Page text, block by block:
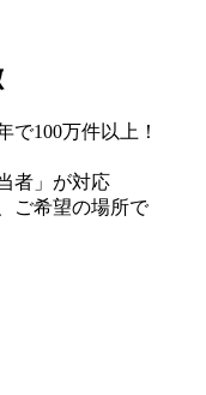
100万件以上！
者」が対応
ご希望の場所で